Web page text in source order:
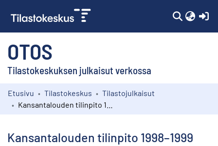
OTOS
Tilastokeskuksen julkaisut verkossa
Kokoelmat
Etusivu Tilastokeskus
Tilastojulkaisut
Kansantalouden tilinpito 1998–1999